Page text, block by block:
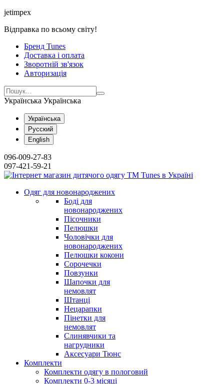
jetimpex
Відправка по всьому світу!
Бренд Tunes
Доставка і оплата
Зворотній зв'язок
Авторизація
Українська Українська
Українська
Русский
English
096-009-27-83
097-421-59-21
Одяг для новонароджених
Боді для
новонароджених
Пісочники
Пелюшки
Чоловічки для
новонароджених
Пелюшки кокони
Сорочечки
Повзунки
Шапочки для
немовлят
Штанці
Нецарапки
Пінетки для
немовлят
Слинявчики та
нагрудники
Аксесуари Тюнс
Комплекти
Комплекти одягу в пологовий
Комплекти 0-3 місяці